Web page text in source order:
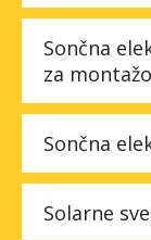
Sončna
za
Sončna
Solarne